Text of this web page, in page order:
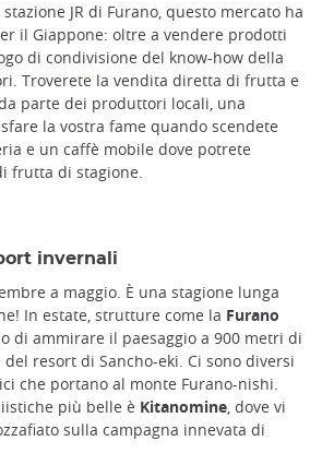
JR di Furano, questo mercato ha
il Giappone: oltre a vendere prodotti
di condivisione del know-how della
Troverete la vendita diretta di frutta e
parte dei produttori locali, una
la vostra fame quando scendete
e un caffè mobile dove potrete
frutta di stagione.
invernali
a maggio. È una stagione lunga
In estate, strutture come la Furano
di ammirare il paesaggio a 900 metri di
resort di Sancho-eki. Ci sono diversi
che portano al monte Furano-nishi.
più belle è Kitanomine, dove vi
sulla campagna innevata di